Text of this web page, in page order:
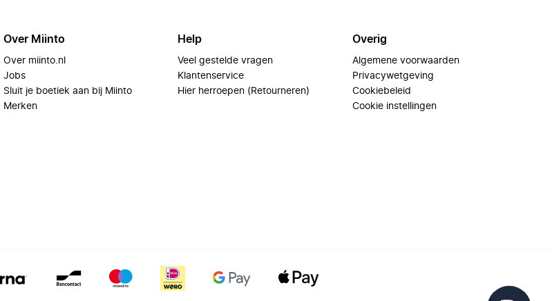
Over Miinto
Over miinto.nl
Jobs
Sluit je boetiek aan bij Miinto
Merken
Help
Veel gestelde vragen
Klantenservice
Hier herroepen (Retourneren)
Overig
Algemene voorwaarden
Privacywetgeving
Cookiebeleid
Cookie instellingen